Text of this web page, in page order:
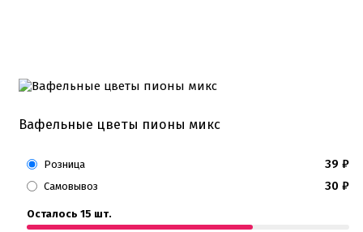
Вафельные цветы пионы микс
Розница 39 ₽
Самовывоз 30 ₽
Осталось 15 шт.